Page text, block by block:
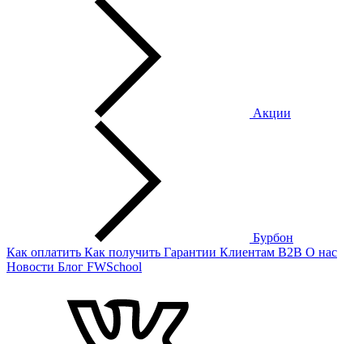
Акции
Бурбон
Как оплатить Как получить Гарантии Клиентам B2B О нас
Новости Блог FWSchool